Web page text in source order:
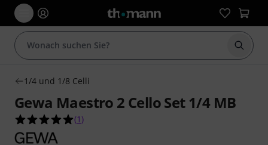
Suche
1/4 und 1/8 Celli
Gewa Maestro 2 Cello Set 1/4 MB
5.0 von 5 Sternen aus 1 Kundenbewertungen
(1 )